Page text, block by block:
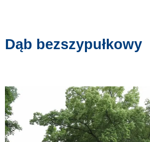
Dąb bezszypułkowy